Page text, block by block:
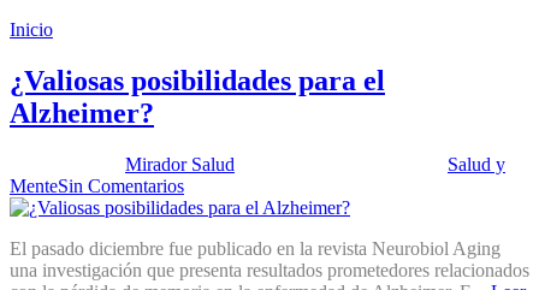
Inicio
¿Valiosas posibilidades para el
Alzheimer?
Mirador Salud
Salud y
MenteSin Comentarios
El pasado diciembre fue publicado en la revista Neurobiol Aging
una investigación que presenta resultados prometedores relacionados